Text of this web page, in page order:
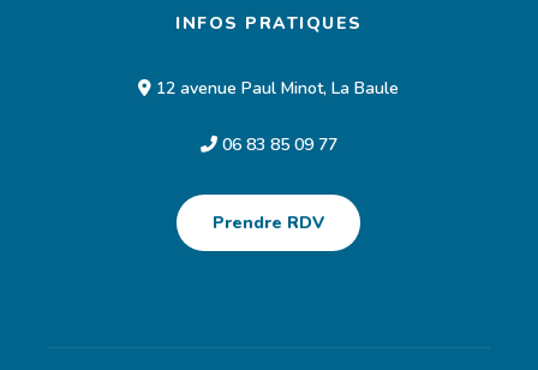
INFOS PRATIQUES
12 avenue Paul Minot, La Baule
06 83 85 09 77
Prendre RDV